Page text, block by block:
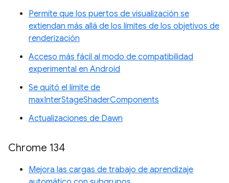
Permite que los puertos de visualización se
extiendan más allá de los límites de los objetivos de
renderización
Acceso más fácil al modo de compatibilidad
experimental en Android
Se quitó el límite de
maxInterStageShaderComponents
Actualizaciones de Dawn
Chrome 134
Mejora las cargas de trabajo de aprendizaje